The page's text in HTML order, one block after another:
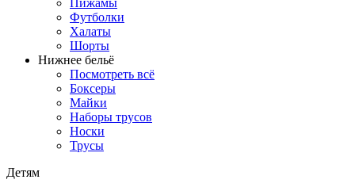
Футболки
Халаты
Шорты
Нижнее бельё
Посмотреть всё
Боксеры
Майки
Наборы трусов
Носки
Трусы
Детям